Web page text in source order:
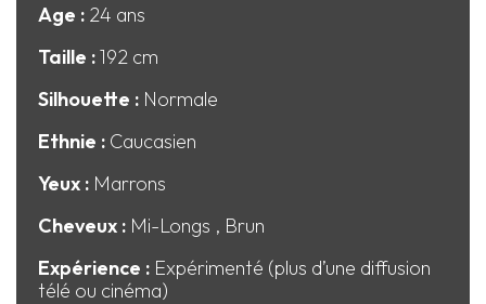
Age : 24 ans
Taille :192 cm
Silhouette : Normale
Ethnie : Caucasien
Yeux : Marrons
Cheveux : Mi-Longs , Brun
Expérience : Expérimenté (plus d’une diffusion
télé ou cinéma)